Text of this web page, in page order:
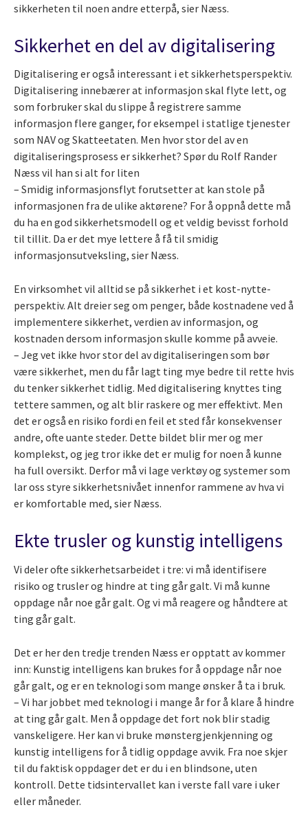
sikkerheten til noen andre etterpå, sier Næss.
Sikkerhet en del av digitalisering
Digitalisering er også interessant i et sikkerhetsperspektiv.
Digitalisering innebærer at informasjon skal flyte lett, og
som forbruker skal du slippe å registrere samme
informasjon flere ganger, for eksempel i statlige tjenester
som NAV og Skatteetaten. Men hvor stor del av en
digitaliseringsprosess er sikkerhet? Spør du Rolf Rander
Næss vil han si alt for liten
– Smidig informasjonsflyt forutsetter at kan stole på
informasjonen fra de ulike aktørene? For å oppnå dette må
du ha en god sikkerhetsmodell og et veldig bevisst forhold
til tillit. Da er det mye lettere å få til smidig
informasjonsutveksling, sier Næss.
En virksomhet vil alltid se på sikkerhet i et kost-nytte-
perspektiv. Alt dreier seg om penger, både kostnadene ved å
implementere sikkerhet, verdien av informasjon, og
kostnaden dersom informasjon skulle komme på avveie.
– Jeg vet ikke hvor stor del av digitaliseringen som bør
være sikkerhet, men du får lagt ting mye bedre til rette hvis
du tenker sikkerhet tidlig. Med digitalisering knyttes ting
tettere sammen, og alt blir raskere og mer effektivt. Men
det er også en risiko fordi en feil et sted får konsekvenser
andre, ofte uante steder. Dette bildet blir mer og mer
komplekst, og jeg tror ikke det er mulig for noen å kunne
ha full oversikt. Derfor må vi lage verktøy og systemer som
lar oss styre sikkerhetsnivået innenfor rammene av hva vi
er komfortable med, sier Næss.
Ekte trusler og kunstig intelligens
Vi deler ofte sikkerhetsarbeidet i tre: vi må identifisere
risiko og trusler og hindre at ting går galt. Vi må kunne
oppdage når noe går galt. Og vi må reagere og håndtere at
ting går galt.
Det er her den tredje trenden Næss er opptatt av kommer
inn: Kunstig intelligens kan brukes for å oppdage når noe
går galt, og er en teknologi som mange ønsker å ta i bruk.
– Vi har jobbet med teknologi i mange år for å klare å hindre
at ting går galt. Men å oppdage det fort nok blir stadig
vanskeligere. Her kan vi bruke mønstergjenkjenning og
kunstig intelligens for å tidlig oppdage avvik. Fra noe skjer
til du faktisk oppdager det er du i en blindsone, uten
kontroll. Dette tidsintervallet kan i verste fall vare i uker
eller måneder.